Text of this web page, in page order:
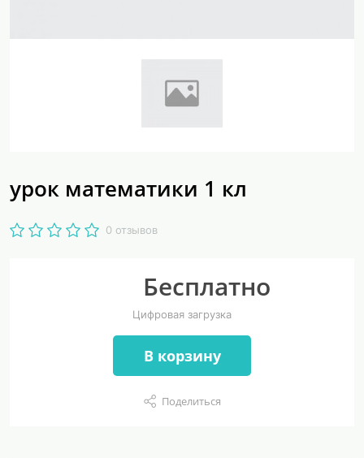
урок математики 1 кл
0 отзывов
Бесплатно
Цифровая загрузка
В корзину
Поделиться